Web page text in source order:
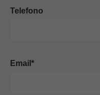
Telefono
Email*